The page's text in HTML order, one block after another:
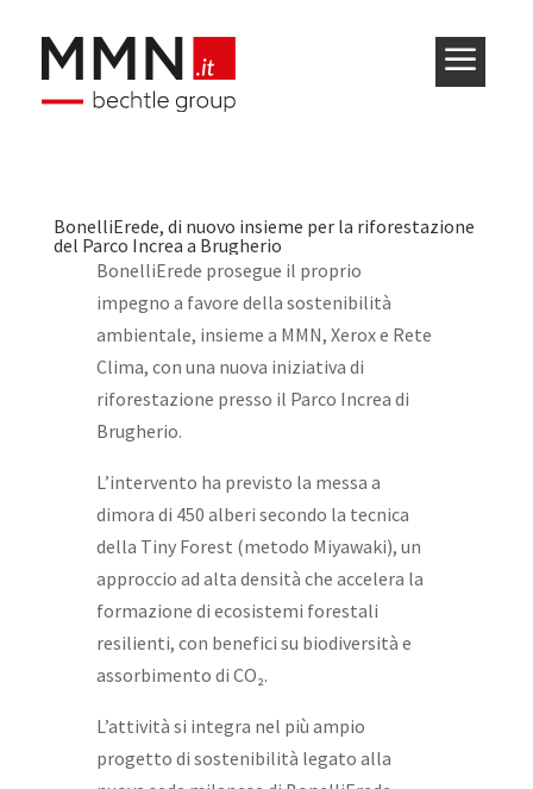
a
BonelliErede, di nuovo insieme per la riforestazione
del Parco Increa a Brugherio
BonelliErede prosegue il proprio
impegno a favore della sostenibilità
ambientale, insieme a MMN, Xerox e Rete
Clima, con una nuova iniziativa di
riforestazione presso il Parco Increa di
Brugherio.
L’intervento ha previsto la messa a
dimora di 450 alberi secondo la tecnica
della Tiny Forest (metodo Miyawaki), un
approccio ad alta densità che accelera la
formazione di ecosistemi forestali
resilienti, con benefici su biodiversità e
assorbimento di CO₂.
L’attività si integra nel più ampio
progetto di sostenibilità legato alla